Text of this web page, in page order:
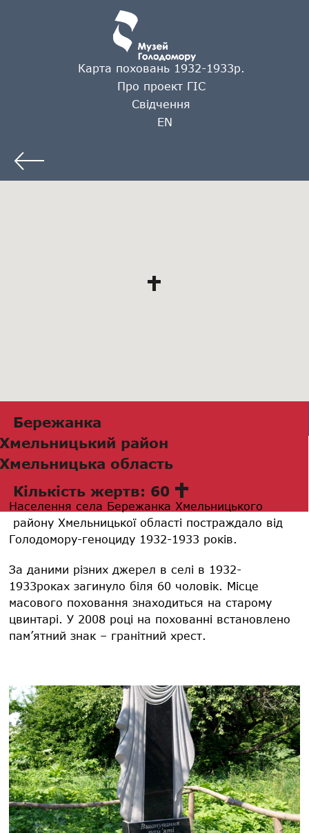
Карта поховань 1932-1933р.
Про проект ГІС
Свідчення
EN
Бережанка
Хмельницький район
Хмельницька область
Кількість жертв: 60
Населення села Бережанка Хмельницького
району Хмельницької області постраждало від
Голодомору-геноциду 1932-1933 років.
За даними різних джерел в селі в 1932-
1933роках загинуло біля 60 чоловік. Місце
масового поховання знаходиться на старому
цвинтарі. У 2008 році на похованні встановлено
пам’ятний знак – гранітний хрест.